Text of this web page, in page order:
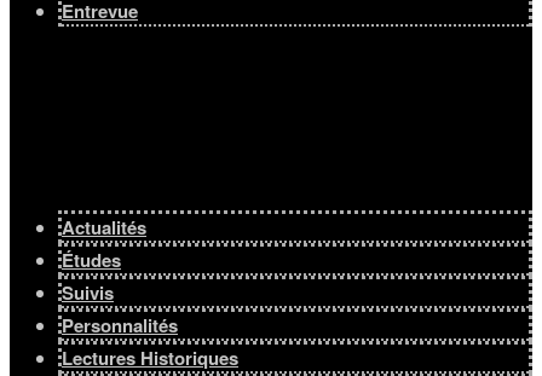
Entrevue
Actualités
Études
Suivis
Personnalités
Lectures Historiques